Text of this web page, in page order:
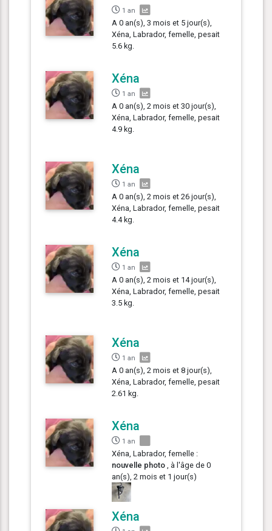
1 an
A 0 an(s), 3 mois et 5 jour(s),
Xéna, Labrador, femelle, pesait
5.6 kg.
Xéna
1 an
A 0 an(s), 2 mois et 30 jour(s),
Xéna, Labrador, femelle, pesait
4.9 kg.
Xéna
1 an
A 0 an(s), 2 mois et 26 jour(s),
Xéna, Labrador, femelle, pesait
4.4 kg.
Xéna
1 an
A 0 an(s), 2 mois et 14 jour(s),
Xéna, Labrador, femelle, pesait
3.5 kg.
Xéna
1 an
A 0 an(s), 2 mois et 8 jour(s),
Xéna, Labrador, femelle, pesait
2.61 kg.
Xéna
1 an
Xéna, Labrador, femelle :
nouvelle photo , à l'âge de 0
an(s), 2 mois et 1 jour(s)
Xéna